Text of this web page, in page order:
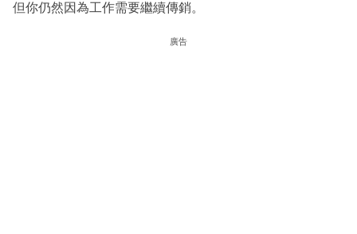
但你仍然因為工作需要繼續傳銷。
廣告